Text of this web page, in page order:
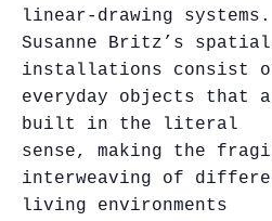
linear-drawing systems.
Susanne Britz’s spatial
installations consist
everyday objects that
built in the literal
sense, making the
interweaving of
living environments